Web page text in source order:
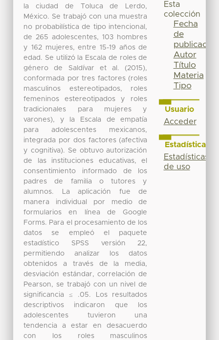
la ciudad de Toluca de Lerdo,
México. Se trabajó con una muestra
no probabilística de tipo intencional,
de 265 adolescentes, 103 hombres
y 162 mujeres, entre 15-19 años de
edad. Se utilizó la Escala de roles de
género de Saldívar et al. (2015),
conformada por tres factores (roles
masculinos estereotipados, roles
femeninos estereotipados y roles
tradicionales para mujeres y
varones), y la Escala de empatía
para adolescentes mexicanos,
integrada por dos factores (afectiva
y cognitiva). Se obtuvo autorización
de las instituciones educativas, el
consentimiento informado de los
padres de familia o tutores y
alumnos. La aplicación fue de
manera individual por medio de
formularios en línea de Google
Forms. Para el procesamiento de los
datos se empleó el paquete
estadístico SPSS versión 22,
permitiendo analizar los datos
obtenidos a través de la media,
desviación estándar, correlación de
Pearson, se trabajó con un nivel de
significancia ≤ .05. Los resultados
descriptivos indicaron que los
adolescentes tuvieron una
tendencia a estar en desacuerdo
con los roles masculinos
Esta
colección
Fecha
de
publicación
Autor
Título
Materia
Tipo
Usuario
Acceder
Estadísticas
Estadísticas
de uso